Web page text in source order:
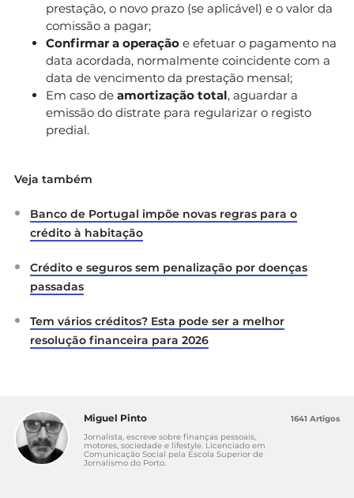
prestação, o novo prazo (se aplicável) e o valor da
comissão a pagar;
Confirmar a operação e efetuar o pagamento na
data acordada, normalmente coincidente com a
data de vencimento da prestação mensal;
Em caso de amortização total, aguardar a
emissão do distrate para regularizar o registo
predial.
Veja também
Banco de Portugal impõe novas regras para o
crédito à habitação
Crédito e seguros sem penalização por doenças
passadas
Tem vários créditos? Esta pode ser a melhor
resolução financeira para 2026
Miguel Pinto
Jornalista, escreve sobre finanças pessoais,
motores, sociedade e lifestyle. Licenciado em
Comunicação Social pela Escola Superior de
Jornalismo do Porto.
1641 Artigos